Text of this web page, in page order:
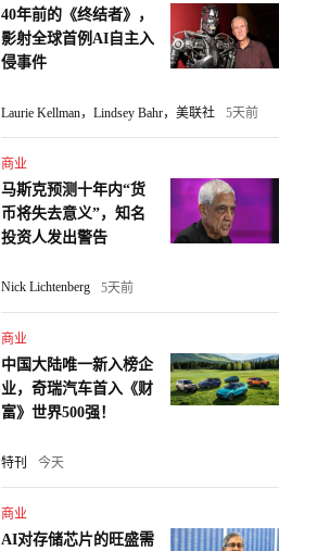
40年前的《终结者》，
影射全球首例AI自主入
侵事件
Laurie Kellman，Lindsey Bahr，美联社 5天前
商业
马斯克预测十年内“货
币将失去意义”，知名
投资人发出警告
Nick Lichtenberg 5天前
商业
中国大陆唯一新入榜企
业，奇瑞汽车首入《财
富》世界500强！
特刊 今天
商业
AI对存储芯片的旺盛需